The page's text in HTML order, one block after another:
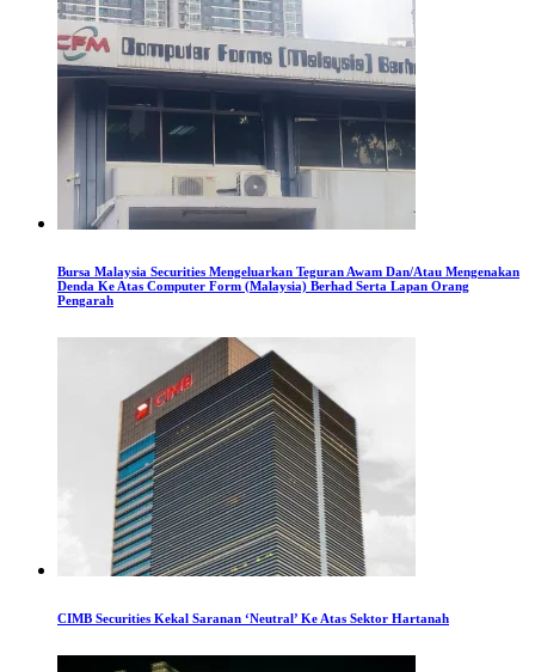
Bursa Malaysia Securities Mengeluarkan Teguran Awam Dan/Atau Mengenakan
Denda Ke Atas Computer Form (Malaysia) Berhad Serta Lapan Orang
Pengarah
CIMB Securities Kekal Saranan ‘Neutral’ Ke Atas Sektor Hartanah